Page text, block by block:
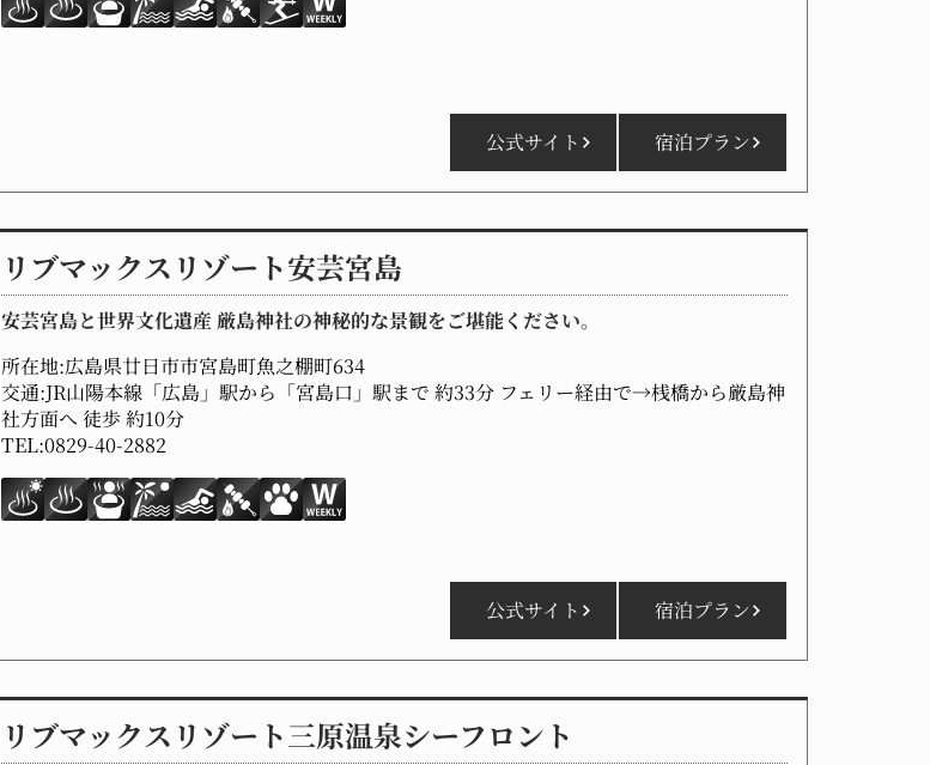
公式サイト 宿泊プラン
リブマックスリゾート安芸宮島
安芸宮島と世界文化遺産 厳島神社の神秘的な景観をご堪能ください。
所在地:広島県廿日市市宮島町魚之棚町634
交通:JR山陽本線「広島」駅から「宮島口」駅まで 約33分 フェリー経由で→桟橋から厳島神
社方面へ 徒歩 約10分
TEL:0829-40-2882
公式サイト 宿泊プラン
リブマックスリゾート三原温泉シーフロント